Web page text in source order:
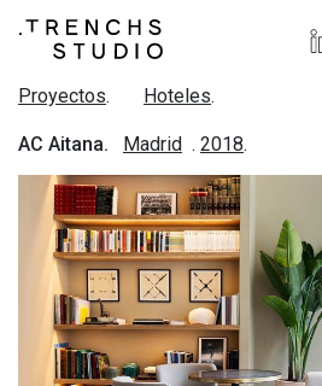
Proyectos. Hoteles.
AC Aitana. Madrid . 2018.